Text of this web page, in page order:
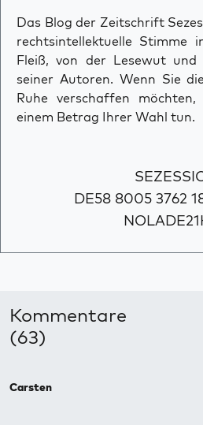
Das Blog der Zeitschrift
rechtsintellektuelle Stimme
Fleiß, von der Lesewut
seiner Autoren. Wenn Sie
Ruhe verschaffen
einem Betrag Ihrer Wahl tun.
DE58 8005 3762
Kommentare
(63)
Carsten